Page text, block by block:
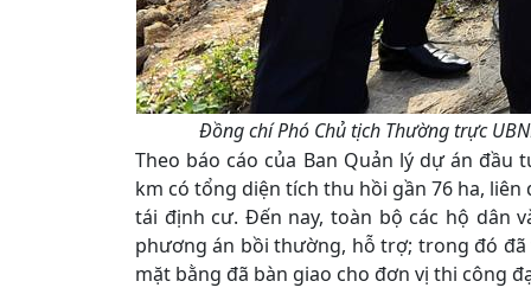
Đồng chí Phó Chủ tịch Thường trực
Theo báo cáo của Ban Quản lý dự án
km có tổng diện tích thu hồi gần 76 ha,
tái định cư. Đến nay, toàn bộ các hộ dân
phương án bồi thường, hỗ trợ; trong đó
mặt bằng đã bàn giao cho đơn vị thi công